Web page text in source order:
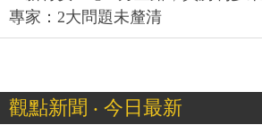
專家：2大問題未釐清
觀點新聞 ‧ 今日最新